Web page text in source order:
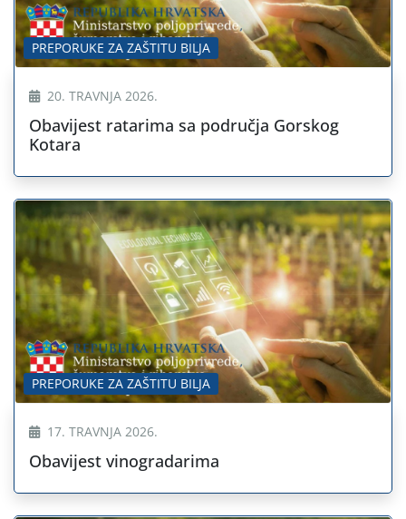
PREPORUKE ZA ZAŠTITU BILJA
20. TRAVNJA 2026.
Obavijest ratarima sa područja Gorskog
Kotara
PREPORUKE ZA ZAŠTITU BILJA
17. TRAVNJA 2026.
Obavijest vinogradarima